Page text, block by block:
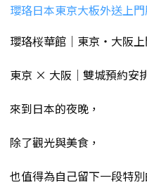
瓔珞日本東京大板外送上
瓔珞桜華館｜東京・大阪
東京 × 大阪｜雙城預約安
來到日本的夜晚，
除了觀光與美食，
也值得為自己留下一段特別